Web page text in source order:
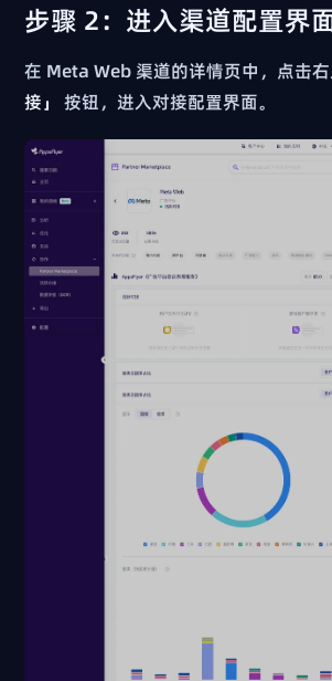
步骤 2：进入渠道配置界
在 Meta Web 渠道的详情页中，点击
接」
按钮，进入对接配置界面。